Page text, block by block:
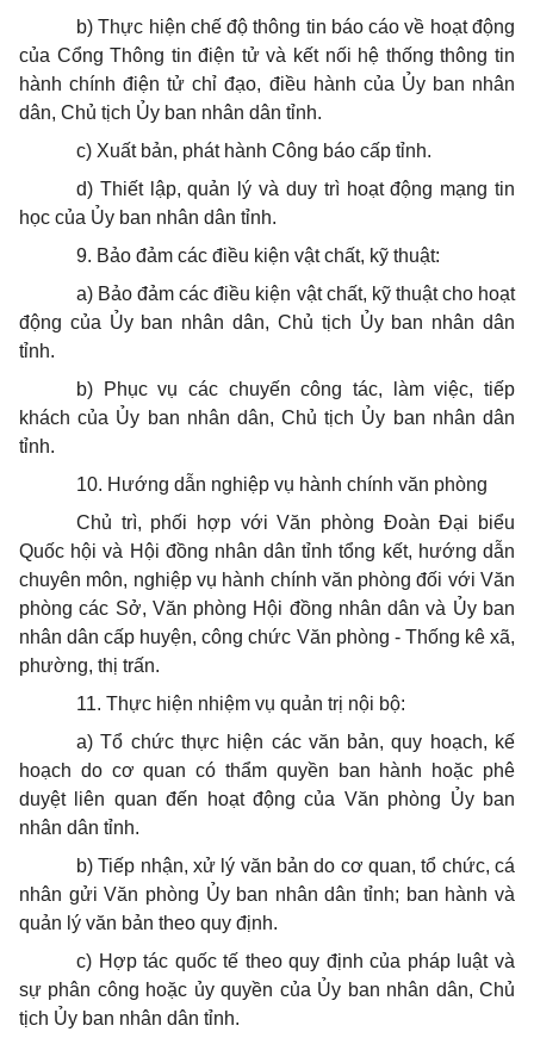
b) Thực hiện chế độ thông tin báo cáo về hoạt động
của Cổng Thông tin điện tử và kết nối hệ thống thông tin
hành chính điện tử chỉ đạo, điều hành của Ủy ban nhân
dân, Chủ tịch Ủy ban nhân dân tỉnh.
c) Xuất bản, phát hành Công báo cấp tỉnh.
d) Thiết lập, quản lý và duy trì hoạt động mạng tin
học của Ủy ban nhân dân tỉnh.
9. Bảo đảm các điều kiện vật chất, kỹ thuật:
a) Bảo đảm các điều kiện vật chất, kỹ thuật cho hoạt
động của Ủy ban nhân dân, Chủ tịch Ủy ban nhân dân
tỉnh.
b) Phục vụ các chuyến công tác, làm việc, tiếp
khách của Ủy ban nhân dân, Chủ tịch Ủy ban nhân dân
tỉnh.
10. Hướng dẫn nghiệp vụ hành chính văn phòng
Chủ trì, phối hợp với Văn phòng Đoàn Đại biểu
Quốc hội và Hội đồng nhân dân tỉnh tổng kết, hướng dẫn
chuyên môn, nghiệp vụ hành chính văn phòng đối với Văn
phòng các Sở, Văn phòng Hội đồng nhân dân và Ủy ban
nhân dân cấp huyện, công chức Văn phòng - Thống kê xã,
phường, thị trấn.
11. Thực hiện nhiệm vụ quản trị nội bộ:
a) Tổ chức thực hiện các văn bản, quy hoạch, kế
hoạch do cơ quan có thẩm quyền ban hành hoặc phê
duyệt liên quan đến hoạt động của Văn phòng Ủy ban
nhân dân tỉnh.
b) Tiếp nhận, xử lý văn bản do cơ quan, tổ chức, cá
nhân gửi Văn phòng Ủy ban nhân dân tỉnh; ban hành và
quản lý văn bản theo quy định.
c) Hợp tác quốc tế theo quy định của pháp luật và
sự phân công hoặc ủy quyền của Ủy ban nhân dân, Chủ
tịch Ủy ban nhân dân tỉnh.